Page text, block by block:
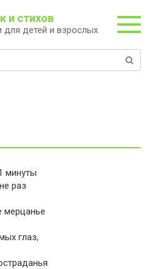
и стихов
для детей и взрослых
минуты
раз
мерцанье
глаз,